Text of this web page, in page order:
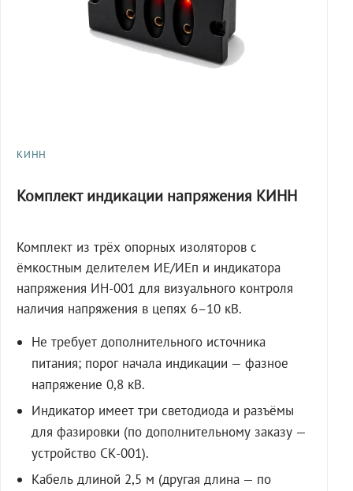
КИНН
Комплект индикации напряжения КИНН
Комплект из трёх опорных изоляторов с
ёмкостным делителем ИЕ/ИЕп и индикатора
напряжения ИН-001 для визуального контроля
наличия напряжения в цепях 6–10 кВ.
Не требует дополнительного источника
питания; порог начала индикации — фазное
напряжение 0,8 кВ.
Индикатор имеет три светодиода и разъёмы
для фазировки (по дополнительному заказу —
устройство СК-001).
Кабель длиной 2,5 м (другая длина — по